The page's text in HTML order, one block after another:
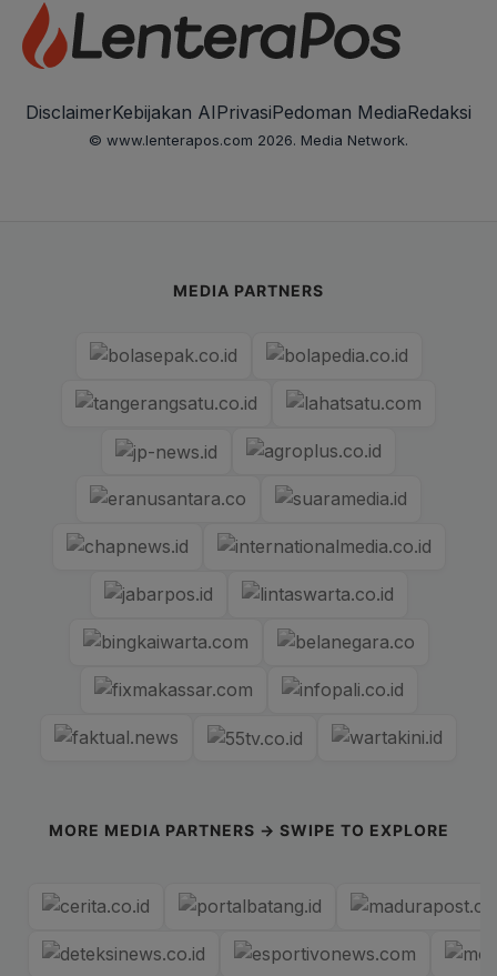
DisclaimerKebijakan AIPrivasiPedoman MediaRedaksi
© www.lenterapos.com 2026. Media Network.
MEDIA PARTNERS
MORE MEDIA PARTNERS → SWIPE TO EXPLORE